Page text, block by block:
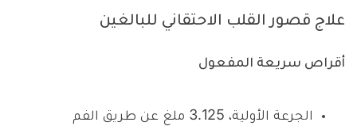
علاج قصور القلب الاحتقاني للبالغين
أقراص سريعة المفعول
الجرعة الأولية، 3.125 ملغ عن طريق الفم